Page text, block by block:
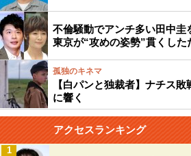
不倫騒動でアンチ多い田中圭
東京が“攻めの姿勢”貫くした
孤独のキネマ
【白パンと独裁者】ナチス
に響く
アクセスランキング
1